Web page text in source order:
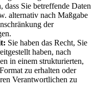
dass Sie betreffende Daten
alternativ nach Maßgabe
der
Sie haben das Recht, Sie
haben, nach
in einem strukturierten,
zu erhalten oder
Verantwortlichen zu